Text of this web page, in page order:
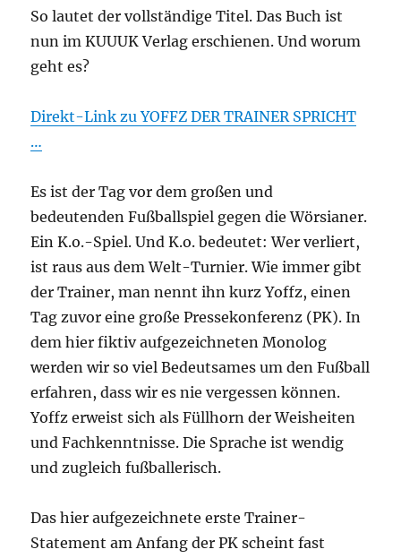
So lautet der vollständige Titel. Das Buch ist
nun im KUUUK Verlag erschienen. Und worum
geht es?
Direkt-Link zu YOFFZ DER TRAINER SPRICHT
…
Es ist der Tag vor dem großen und
bedeutenden Fußballspiel gegen die Wörsianer.
Ein K.o.-Spiel. Und K.o. bedeutet: Wer verliert,
ist raus aus dem Welt-Turnier. Wie immer gibt
der Trainer, man nennt ihn kurz Yoffz, einen
Tag zuvor eine große Pressekonferenz (PK). In
dem hier fiktiv aufgezeichneten Monolog
werden wir so viel Bedeutsames um den Fußball
erfahren, dass wir es nie vergessen können.
Yoffz erweist sich als Füllhorn der Weisheiten
und Fachkenntnisse. Die Sprache ist wendig
und zugleich fußballerisch.
Das hier aufgezeichnete erste Trainer-
Statement am Anfang der PK scheint fast